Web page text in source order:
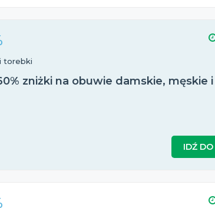
torebki
zniżki na obuwie damskie, męskie
IDŹ